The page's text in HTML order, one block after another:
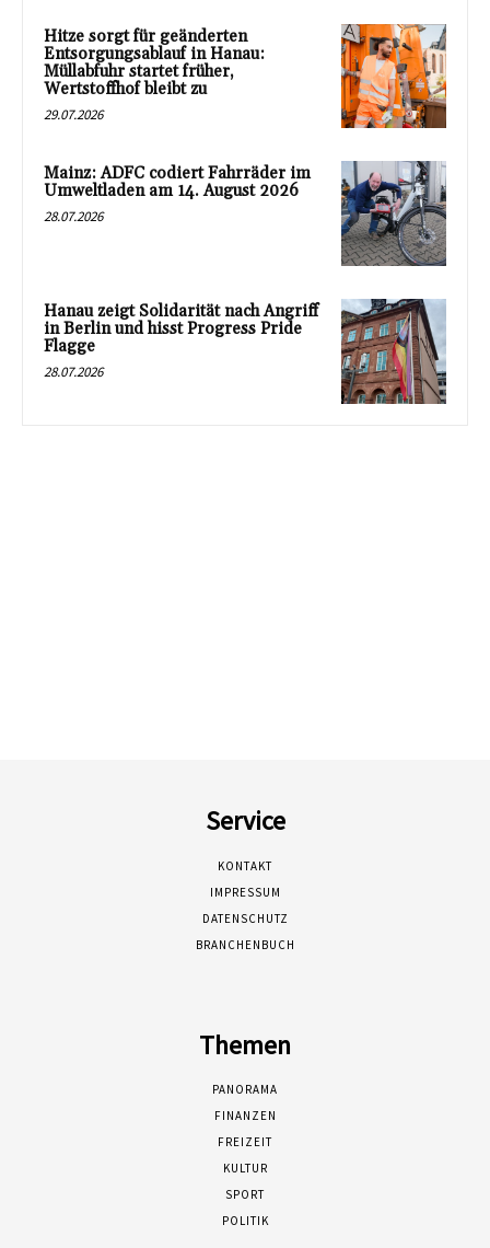
Hitze sorgt für geänderten
Entsorgungsablauf in Hanau:
Müllabfuhr startet früher,
Wertstoffhof bleibt zu
29.07.2026
Mainz: ADFC codiert Fahrräder im
Umweltladen am 14. August 2026
28.07.2026
Hanau zeigt Solidarität nach Angriff
in Berlin und hisst Progress Pride
Flagge
28.07.2026
Service
KONTAKT
IMPRESSUM
DATENSCHUTZ
BRANCHENBUCH
Themen
PANORAMA
FINANZEN
FREIZEIT
KULTUR
SPORT
POLITIK